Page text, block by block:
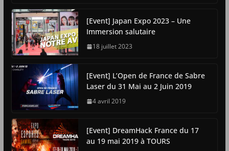
[Event] Japan Expo 2023 – Une
Immersion salutaire
18 juillet 2023
[Event] L’Open de France de Sabre
Laser du 31 Mai au 2 Juin 2019
4 avril 2019
[Event] DreamHack France du 17
au 19 mai 2019 à TOURS